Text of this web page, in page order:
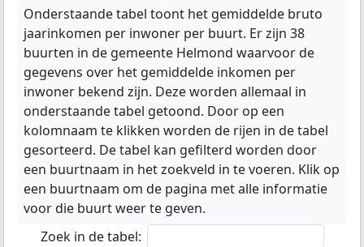
Onderstaande tabel toont het gemiddelde bruto
jaarinkomen per inwoner per buurt. Er zijn 38
buurten in de gemeente Helmond waarvoor de
gegevens over het gemiddelde inkomen per
inwoner bekend zijn. Deze worden allemaal in
onderstaande tabel getoond. Door op een
kolomnaam te klikken worden de rijen in de tabel
gesorteerd. De tabel kan gefilterd worden door
een buurtnaam in het zoekveld in te voeren. Klik op
een buurtnaam om de pagina met alle informatie
voor die buurt weer te geven.
Zoek in de tabel: